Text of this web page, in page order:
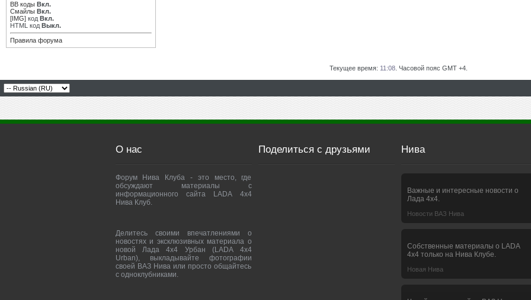
BB коды Вкл.
Смайлы Вкл.
[IMG] код Вкл.
HTML код Выкл.
Правила форума
Текущее время: 11:08. Часовой пояс GMT +4.
О нас
Форум Нива Клуба - это место, где
обсуждают материалы с
информационного сайта LADA 4x4
Нива Клуб.
Делитесь своими впечатлениями о
новостях и эксклюзивных материала о
новой Лада 4х4 Урбан (LADA 4x4
Urban), выкладывайте фотографии
своей ВАЗ Нива или просто общайтесь
с одноклубниками.
Поделиться с друзьями Нива
Важные и интересные новости о
Лада 4х4.
Новости ВАЗ Нива
Собственные материалы о LADA
4x4 только на Нива Клубе.
Новая Нива